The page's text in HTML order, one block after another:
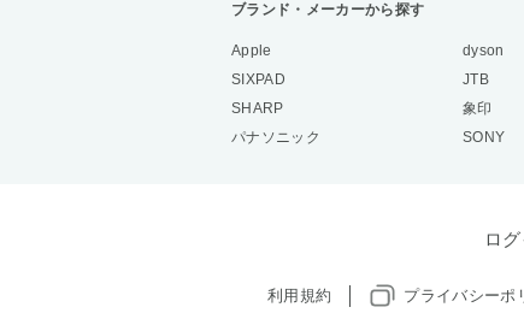
ブランド・メーカーから探す
Apple dyson
SIXPAD
JTB
SHARP
象印
パナソニック
SONY
ロ
利用規約 プライバシーポ